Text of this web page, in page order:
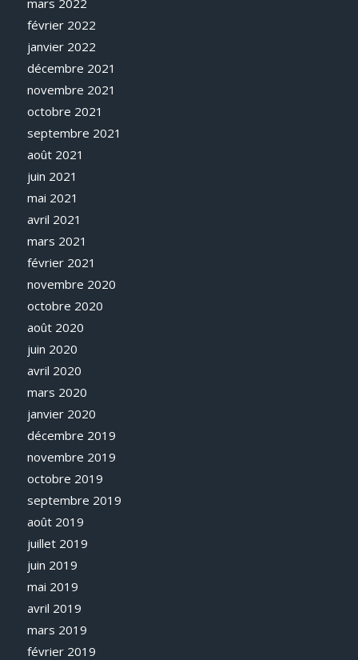
février 2022
janvier 2022
décembre 2021
novembre 2021
octobre 2021
septembre 2021
août 2021
juin 2021
mai 2021
avril 2021
mars 2021
février 2021
novembre 2020
octobre 2020
août 2020
juin 2020
avril 2020
mars 2020
janvier 2020
décembre 2019
novembre 2019
octobre 2019
septembre 2019
août 2019
juillet 2019
juin 2019
mai 2019
avril 2019
mars 2019
février 2019